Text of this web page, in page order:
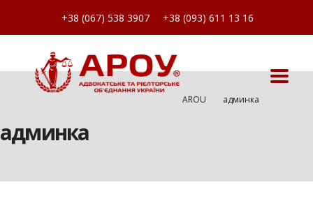
+38 (067) 538 3907 +38 (093) 611 13 16
AROU Админка
админка